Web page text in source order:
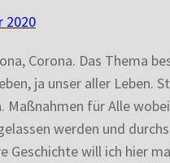
2020
Corona. Das Thema
ja unser aller Leben.
Maßnahmen für Alle
werden und
Geschichte will ich hier